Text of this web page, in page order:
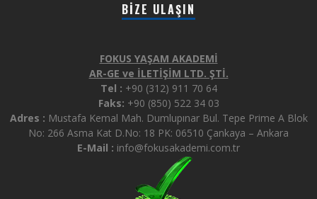
BIZE ULAŞIN
FOKUS YAŞAM AKADEMİ
AR-GE ve İLETİŞİM LTD. ŞTİ.
Tel : +90 (312) 911 70 64
Faks: +90 (850) 522 34 03
Adres : Mustafa Kemal Mah. Dumlupınar Bul. Tepe Prime A Blok
No: 266 Asma Kat D.No: 18 PK: 06510 Çankaya – Ankara
E-Mail : info@fokusakademi.com.tr